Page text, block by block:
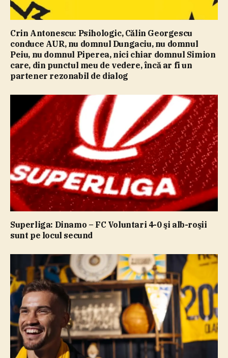
Crin Antonescu: Psihologic, Călin Georgescu
conduce AUR, nu domnul Dungaciu, nu domnul
Peiu, nu domnul Piperea, nici chiar domnul Simion
care, din punctul meu de vedere, încă ar fi un
partener rezonabil de dialog
Superliga: Dinamo – FC Voluntari 4-0 şi alb-roşii
sunt pe locul secund